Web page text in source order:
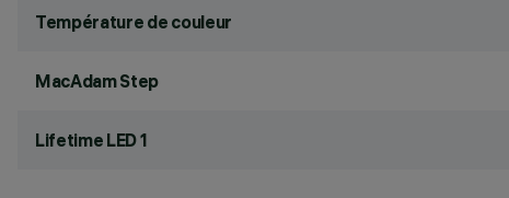
Température de couleur
MacAdam Step
Lifetime LED 1